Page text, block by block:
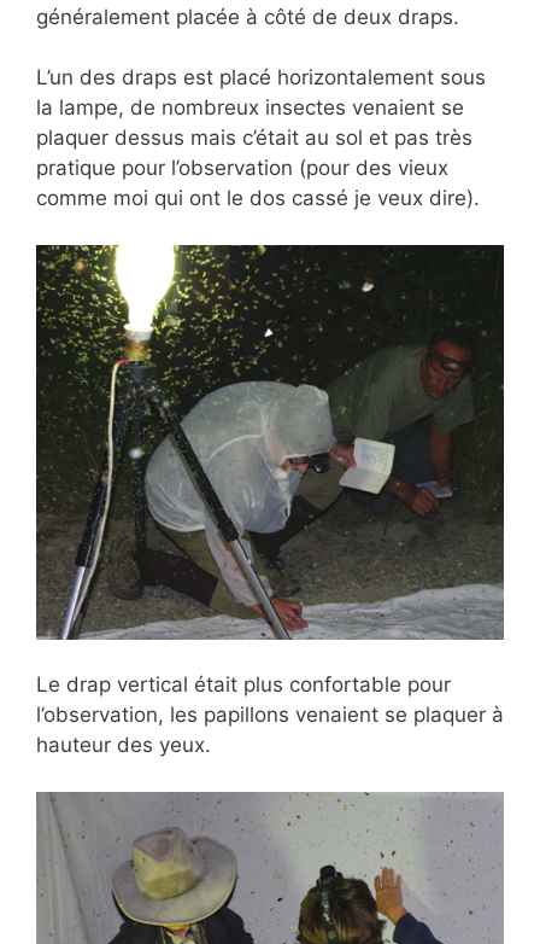
généralement placée à côté de deux draps.
L’un des draps est placé horizontalement sous
la lampe, de nombreux insectes venaient se
plaquer dessus mais c’était au sol et pas très
pratique pour l’observation (pour des vieux
comme moi qui ont le dos cassé je veux dire).
Le drap vertical était plus confortable pour
l’observation, les papillons venaient se plaquer à
hauteur des yeux.